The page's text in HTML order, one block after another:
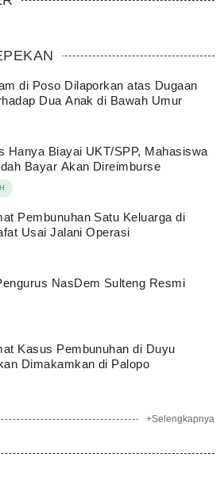
di Poso Dilaporkan atas Dugaan
Dua Anak di Bawah Umur
Hanya Biayai UKT/SPP, Mahasiswa
Bayar Akan Direimburse
Pembunuhan Satu Keluarga di
Usai Jalani Operasi
NasDem Sulteng Resmi
Kasus Pembunuhan di Duyu
Dimakamkan di Palopo
+Selengkapnya